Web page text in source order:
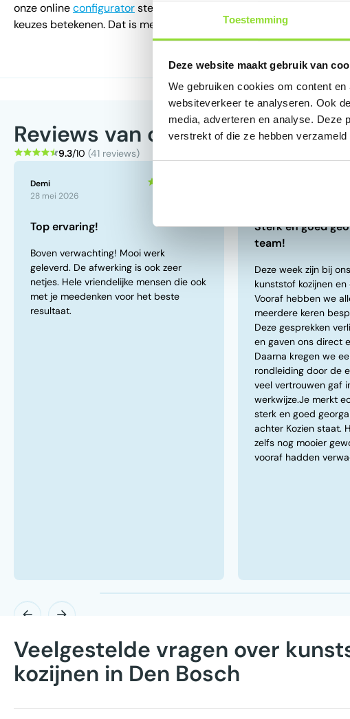
Toestemming
Deze website maakt gebruik van
We gebruiken cookies om content
websiteverkeer te analyseren. Ook
media, adverteren en analyse. Deze
verstrekt of die ze hebben
onze onlineconfiguratorstel je zelf je kozijnen samen en zie je
keuzes betekenen. Dat is meteen je definitieve offerte.
Reviews van onze klanten
9.3/10 (41 reviews)
Demi
28 mei 2026
Top ervaring!
Boven verwachting! Mooi werk
geleverd. De afwerking is ook zeer
netjes. Hele vriendelijke mensen die ook
met je meedenken voor het beste
resultaat.
Sterk en goed
team!
Deze week zijn bij
kunststof kozijnen
Vooraf hebben we
meerdere keren
Deze gesprekken
en gaven ons direct
Daarna kregen we
rondleiding door de
veel vertrouwen gaf
werkwijze.Je merkt
sterk en goed
achter Kozien staat.
zelfs nog mooier
vooraf hadden
Veelgestelde vragen over
kozijnen in Den Bosch